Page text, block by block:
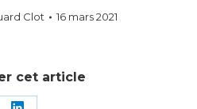
Clot 16 mars 2021
cet article